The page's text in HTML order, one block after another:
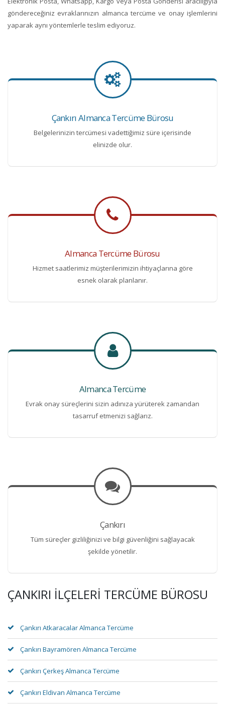
göndereceğiniz evraklarınızın almanca tercüme ve onay işlemlerini
yaparak aynı yöntemlerle teslim ediyoruz.
Çankırı Almanca Tercüme Bürosu
Belgelerinizin tercümesi vadettiğimiz süre içerisinde
elinizde olur.
Almanca Tercüme Bürosu
Hizmet saatlerimiz müşterilerimizin ihtiyaçlarına göre
esnek olarak planlanır.
Almanca Tercüme
Evrak onay süreçlerini sizin adınıza yürüterek zamandan
tasarruf etmenizi sağlarız.
Çankırı
Tüm süreçler gizliliğinizi ve bilgi güvenliğini sağlayacak
şekilde yönetilir.
ÇANKIRI İLÇELERI TERCÜME BÜROSU
Çankırı Atkaracalar Almanca Tercüme
Çankırı Bayramören Almanca Tercüme
Çankırı Çerkeş Almanca Tercüme
Çankırı Eldivan Almanca Tercüme